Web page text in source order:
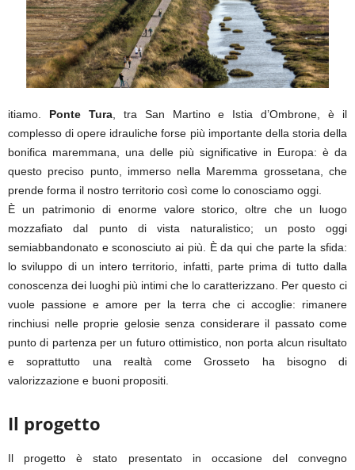
itiamo. Ponte Tura, tra San Martino e Istia d’Ombrone, è il
complesso di opere idrauliche forse più importante della storia della
bonifica maremmana, una delle più significative in Europa: è da
questo preciso punto, immerso nella Maremma grossetana, che
prende forma il nostro territorio così come lo conosciamo oggi.
È un patrimonio di enorme valore storico, oltre che un luogo
mozzafiato dal punto di vista naturalistico; un posto oggi
semiabbandonato e sconosciuto ai più. È da qui che parte la sfida:
lo sviluppo di un intero territorio, infatti, parte prima di tutto dalla
conoscenza dei luoghi più intimi che lo caratterizzano. Per questo ci
vuole passione e amore per la terra che ci accoglie: rimanere
rinchiusi nelle proprie gelosie senza considerare il passato come
punto di partenza per un futuro ottimistico, non porta alcun risultato
e soprattutto una realtà come Grosseto ha bisogno di
valorizzazione e buoni propositi.
Il progetto
Il progetto è stato presentato in occasione del convegno